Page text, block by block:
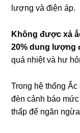
lượng và điện áp.
Không được xả
20% dung lượng
quá nhiệt và hư
Trong hệ thống
đèn cảnh báo
thấp để ngăn